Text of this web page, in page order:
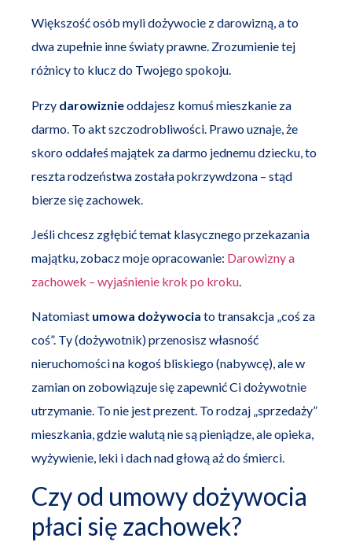
Większość osób myli dożywocie z darowizną, a to
dwa zupełnie inne światy prawne. Zrozumienie tej
różnicy to klucz do Twojego spokoju.
Przy darowiznieoddajesz komuś mieszkanie za
darmo. To akt szczodrobliwości. Prawo uznaje, że
skoro oddałeś majątek za darmo jednemu dziecku, to
reszta rodzeństwa została pokrzywdzona – stąd
bierze się zachowek.
Jeśli chcesz zgłębić temat klasycznego przekazania
majątku, zobacz moje opracowanie: Darowizny a
zachowek – wyjaśnienie krok po kroku.
Natomiast umowa dożywocia to transakcja „coś za
coś”. Ty (dożywotnik) przenosisz własność
nieruchomości na kogoś bliskiego (nabywcę), ale w
zamian on zobowiązuje się zapewnić Ci dożywotnie
utrzymanie. To nie jest prezent. To rodzaj „sprzedaży”
mieszkania, gdzie walutą nie są pieniądze, ale opieka,
wyżywienie, leki i dach nad głową aż do śmierci.
Czy od umowy dożywocia
płaci się zachowek?